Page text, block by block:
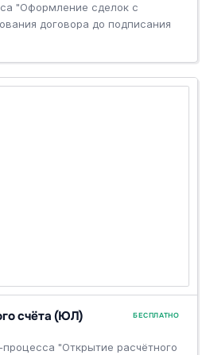
"Оформление сделок с
договора до подписания
счёта (ЮЛ) БЕСПЛАТНО
"Открытие расчётного